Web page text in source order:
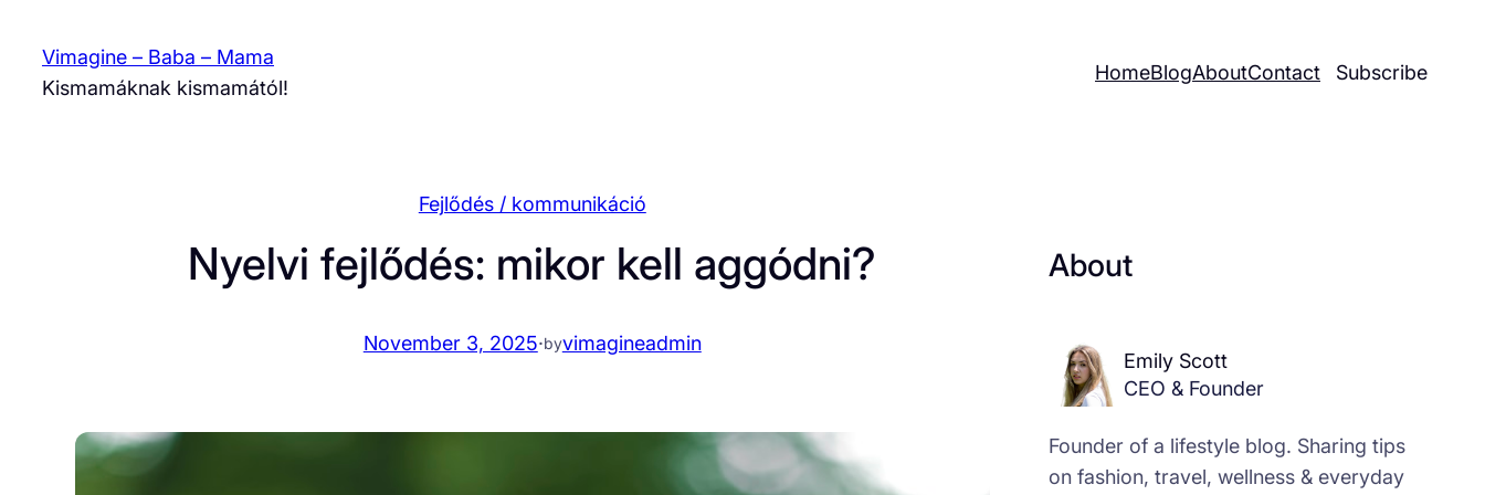
content
Vimagine – Baba – Mama
Kismamáknak kismamától!
HomeBlogAboutContact Subscribe
Fejlődés / kommunikáció
Nyelvi fejlődés: mikor kell aggódni?
November 3, 2025·byvimagineadmin
About
Emily Scott
CEO & Founder
Founder of a lifestyle blog. Sharing tips
on fashion, travel, wellness & everyday